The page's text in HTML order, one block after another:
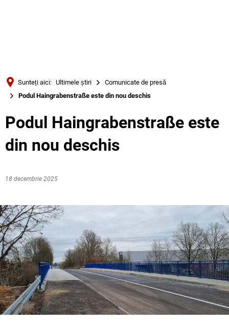
Русский
Sunteți aici: Ultimele știri
Comunicate de presă
Podul Haingrabenstraße este din nou deschis
Podul Haingrabenstraße este
din nou deschis
18 decembrie 2025